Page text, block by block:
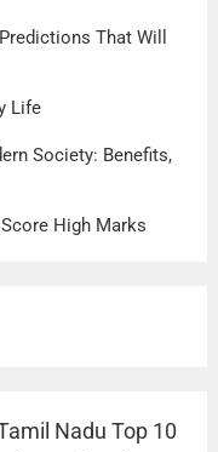
That Will
Life
Society: Benefits,
High Marks
Nadu Top 10